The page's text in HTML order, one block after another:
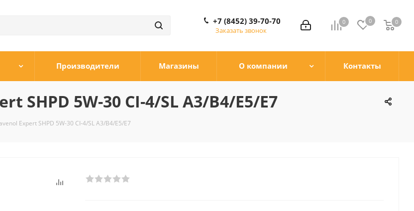
0 0 0
0
+7 (8452) 39-70-70
Заказать звонок
Производители Магазины О компании Контакты
SHPD 5W-30 CI-4/SL A3/B4/E5/E7
Expert SHPD 5W-30 CI-4/SL A3/B4/E5/E7